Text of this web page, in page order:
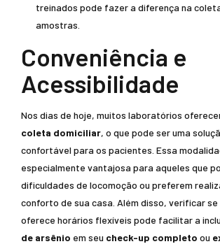
treinados pode fazer a diferença na
amostras.
Conveniência e
Acessibilidade
Nos dias de hoje, muitos laboratórios
coleta domiciliar, o que pode ser uma
confortável para os pacientes. Essa
especialmente vantajosa para aqueles que
dificuldades de locomoção ou preferem
conforto de sua casa. Além disso, verificar
oferece horários flexíveis pode facilitar a
de arsênio em seu check-up completo ou